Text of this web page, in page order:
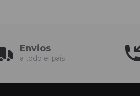
Envios
a todo el país